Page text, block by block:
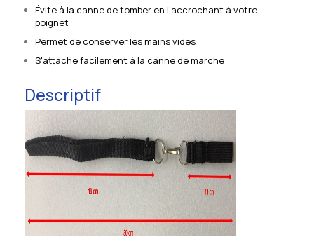
Évite à la canne de tomber en l'accrochant à votre
poignet
Permet de conserver les mains vides
S'attache facilement à la canne de marche
Descriptif